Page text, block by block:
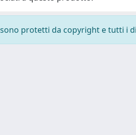
protetti da copyright e tutti i